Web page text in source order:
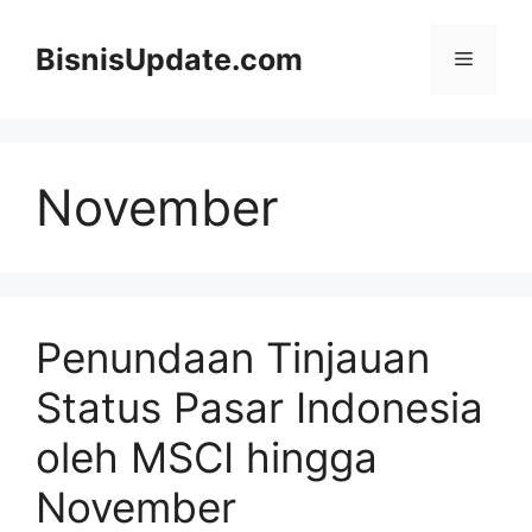
BisnisUpdate.com Menu
November
Penundaan Tinjauan
Status Pasar Indonesia
oleh MSCI hingga
November